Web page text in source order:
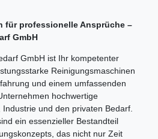
für professionelle Ansprüche –
GmbH
GmbH ist Ihr kompetenter
Reinigungsmaschinen
und einem umfassenden
hochwertige
und den privaten Bedarf.
ein essenzieller Bestandteil
das nicht nur Zeit